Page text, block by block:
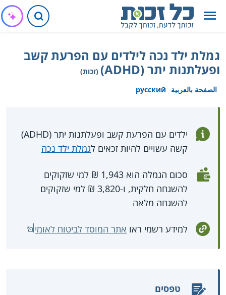
גמלת ילד נכה לילדים עם הפרעת קשב
ופעלתנות יתר (ADHD)
(זכות)
الصفحة بالعربية
русский
ילדים עם הפרעת קשב ופעלתנות יתר (ADHD)
קשה עשויים להיות זכאים לגמלת ילד נכה
סכום הגמלה הוא 1,943 ₪ למי שזקוקים
להשגחה חלקית, ו-3,820 ₪ למי שזקוקים
להשגחה מלאה
למידע רשמי ראו אתר המוסד לביטוח לאומי
טפסים